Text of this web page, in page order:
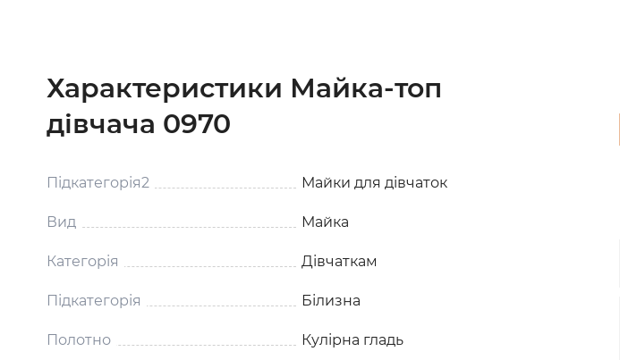
Характеристики Майка-топ
дівчача 0970
Підкатегорія2 Майки для дівчаток
Вид Майка
Категорія Дівчаткам
Підкатегорія Білизна
Полотно Кулірна гладь